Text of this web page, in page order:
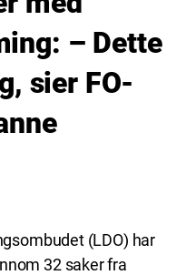
– Dette
sier FO-
(LDO) har
32 saker fra